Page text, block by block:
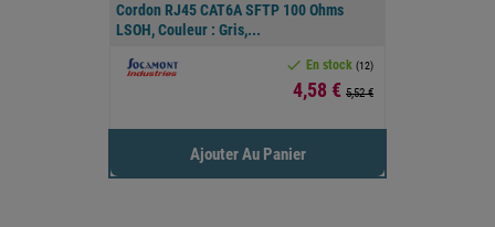
Cordon RJ45 CAT6A SFTP 100 Ohms
LSOH, Couleur : Gris,...
 En stock (12)
Prix
4,58 € 5,52 €
Ajouter Au Panier